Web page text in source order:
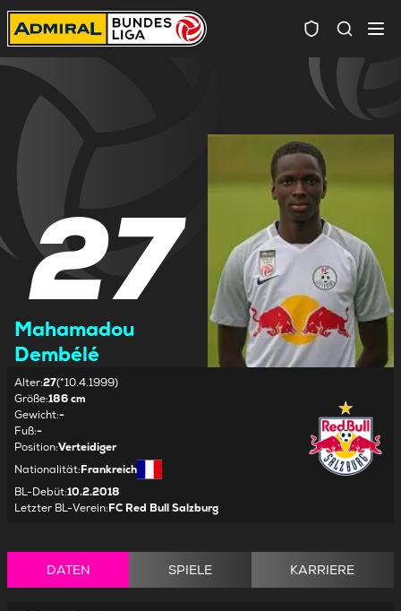
27
Mahamadou
Dembélé
Alter:27(*10.4.1999)
Größe:186 cm
Gewicht:-
Fuß:-
Position:Verteidiger
Nationalität:Frankreich
BL-Debüt:10.2.2018
Letzter BL-Verein:FC Red Bull Salzburg
DATEN SPIELE KARRIERE